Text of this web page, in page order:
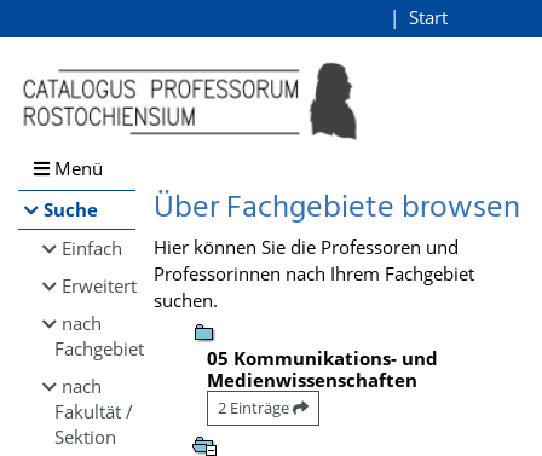
Browsen
direkt zum Inhalt
Start
Menü
Suche
Einfach
Erweitert
nach
Fachgebiet
nach
Fakultät /
Sektion
Über Fachgebiete browsen
Hier können Sie die Professoren und
Professorinnen nach Ihrem Fachgebiet
suchen.
05 Kommunikations- und
Medienwissenschaften
2 Einträge